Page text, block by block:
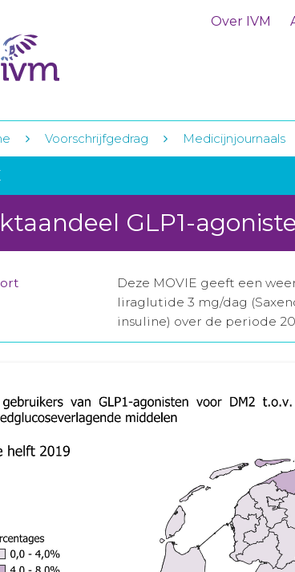
Over IVM
Voorschrijfgedrag Medicijnjournaals
GLP1-
Deze MOVIE geeft een
liraglutide 3 mg/dag
insuline) over de periode